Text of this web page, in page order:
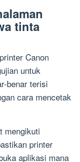
tinta
Canon
untuk
benar terisi
cara mencetak
mengikuti
printer
aplikasi mana